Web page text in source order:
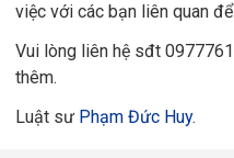
việc với các bạn liên quan
Vui lòng liên hệ sđt
thêm.
Luật sư Phạm Đức Huy.